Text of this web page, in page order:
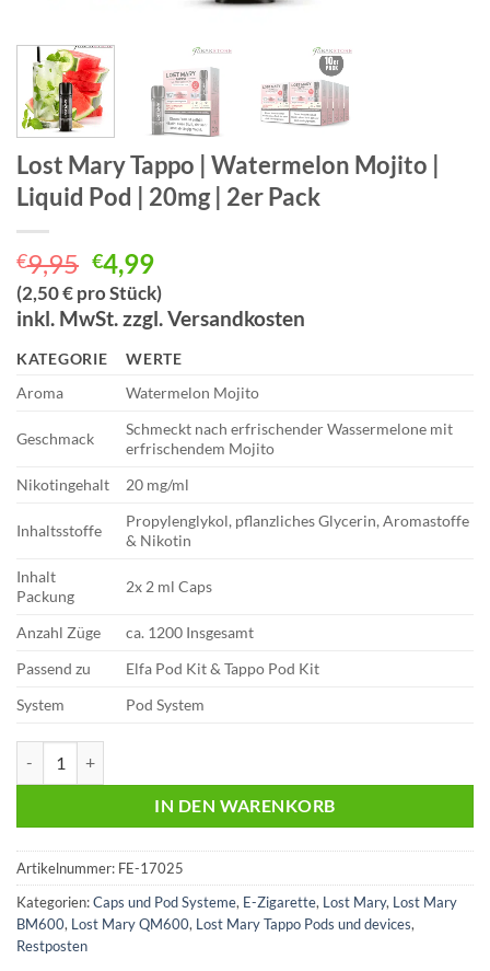
Lost Mary Tappo | Watermelon Mojito |
Liquid Pod | 20mg | 2er Pack
€9,95 Ursprünglicher
Preis
war:
€4,99Aktueller
Preis
ist:
(2,50 € pro Stück)
inkl. MwSt. zzgl. Versandkosten
KATEGORIE
WERTE
Aroma
Watermelon Mojito
Geschmack
Schmeckt nach erfrischender Wassermelone mit
erfrischendem Mojito
Nikotingehalt
20 mg/ml
Inhaltsstoffe
Propylenglykol, pflanzliches Glycerin, Aromastoffe
& Nikotin
Inhalt
Packung
2x 2 ml Caps
Anzahl Züge
ca. 1200 Insgesamt
Passend zu
Elfa Pod Kit & Tappo Pod Kit
System
Pod System
IN DEN WARENKORB
Artikelnummer: FE-17025
Kategorien:Caps und Pod Systeme, E-Zigarette, Lost Mary, Lost Mary
BM600, Lost Mary QM600, Lost Mary Tappo Pods und devices,
Restposten